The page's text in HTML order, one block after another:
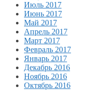
Июль 2017
Июнь 2017
Май 2017
Апрель 2017
Март 2017
Февраль 2017
Январь 2017
Декабрь 2016
Ноябрь 2016
Октябрь 2016